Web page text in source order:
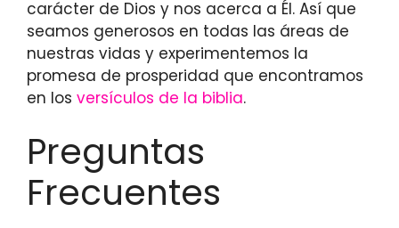
carácter de Dios y nos acerca a Él. Así que
seamos generosos en todas las áreas de
nuestras vidas y experimentemos la
promesa de prosperidad que encontramos
en los versículos de la biblia.
Preguntas
Frecuentes